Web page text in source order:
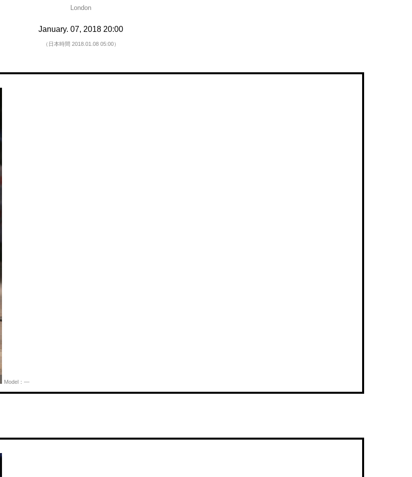
London
January. 07, 2018 20:00
（日本時間 2018.01.08 05:00）
Model：—